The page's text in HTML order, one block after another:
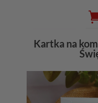
Kartka na